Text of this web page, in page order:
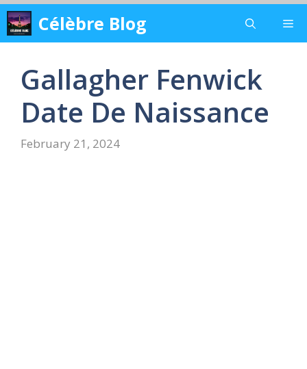
Skip
to
content
Célèbre Blog
Gallagher Fenwick
Date De Naissance
February 21, 2024